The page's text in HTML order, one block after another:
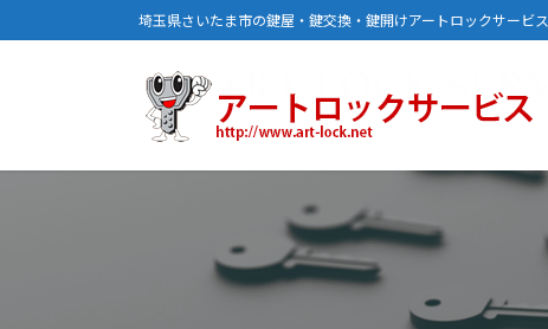
ン
ビ
埼玉県さいたま市の鍵屋・鍵交換・鍵開けアートロックサービス